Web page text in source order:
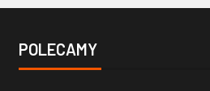
POLECAMY